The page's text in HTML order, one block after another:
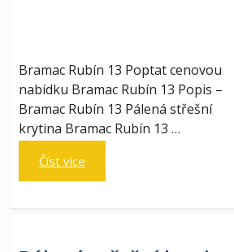
Bramac Rubín 13 Poptat cenovou
nabídku Bramac Rubín 13 Popis –
Bramac Rubín 13 Pálená střešní
krytina Bramac Rubín 13 …
Číst více